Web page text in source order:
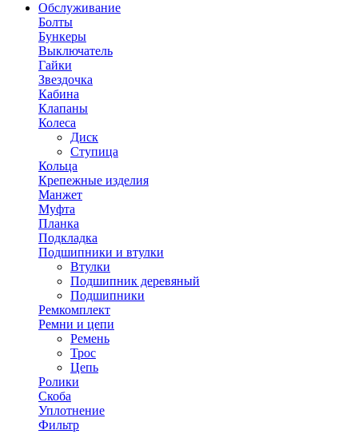
Обслуживание
Болты
Бункеры
Выключатель
Гайки
Звездочка
Кабина
Клапаны
Колеса
Диск
Ступица
Кольца
Крепежные изделия
Манжет
Муфта
Планка
Подкладка
Подшипники и втулки
Втулки
Подшипник деревяный
Подшипники
Ремкомплект
Ремни и цепи
Ремень
Трос
Цепь
Ролики
Скоба
Уплотнение
Фильтр